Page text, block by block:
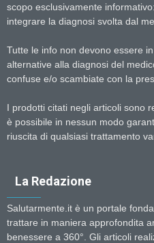
scopo esclusivamente
integrare la diagnosi svolta dal
Tutte le info non devono essere
alternative alla diagnosi del
confuse e/o scambiate con la
I prodotti citati negli articoli sono
è possibile in nessun modo
riuscita di qualsiasi trattamento
La Redazione
Salutarmente.it è un portale
trattare in maniera approfondita
benessere a 360°. Gli articoli